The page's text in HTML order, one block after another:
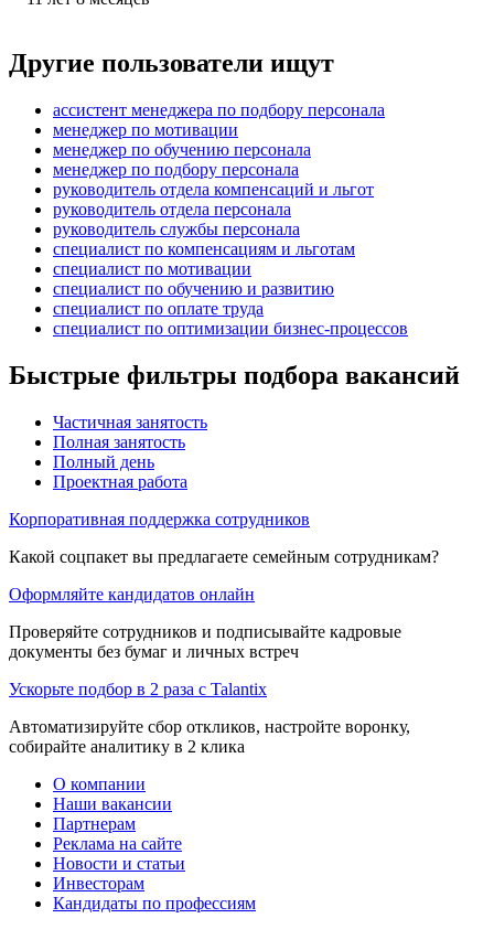
Другие пользователи ищут
ассистент менеджера по подбору персонала
менеджер по мотивации
менеджер по обучению персонала
менеджер по подбору персонала
руководитель отдела компенсаций и льгот
руководитель отдела персонала
руководитель службы персонала
специалист по компенсациям и льготам
специалист по мотивации
специалист по обучению и развитию
специалист по оплате труда
специалист по оптимизации бизнес-процессов
Быстрые фильтры подбора вакансий
Частичная занятость
Полная занятость
Полный день
Проектная работа
Корпоративная поддержка сотрудников
Какой соцпакет вы предлагаете семейным сотрудникам?
Оформляйте кандидатов онлайн
Проверяйте сотрудников и подписывайте кадровые
документы без бумаг и личных встреч
Ускорьте подбор в 2 раза с Talantix
Автоматизируйте сбор откликов, настройте воронку,
собирайте аналитику в 2 клика
О компании
Наши вакансии
Партнерам
Реклама на сайте
Новости и статьи
Инвесторам
Кандидаты по профессиям